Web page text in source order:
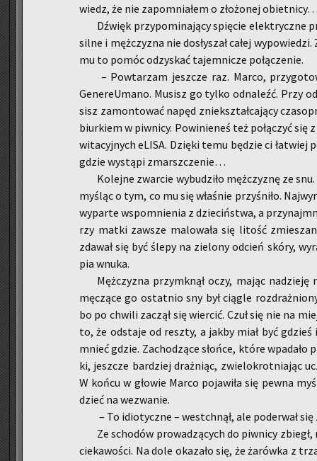
wiedz, że nie za­po­mnia­łem o zło­żo­nej
Dźwięk przy­po­mi­na­ją­cy spię­cie elek­trycz­ne
silne i męż­czy­zna nie do­sły­szał całej
mu to pomóc od­zy­skać ta­jem­ni­cze po­łą­cze­nie.
– Po­wta­rzam jesz­cze raz. Marco,
GenereU­ma­no. Mu­sisz go tylko od­na­leźć. Przy
sisz za­mon­to­wać napęd znie­kształ­ca­ją­cy
biur­kiem w piw­ni­cy. Po­wi­nie­neś też po­łą­czyć
wi­ta­cyj­nych eLISA. Dzię­ki temu bę­dzie ci ła­twiej
gdzie wy­stą­pi zmarsz­cze­nie…
Ko­lej­ne zwar­cie wy­bu­dzi­ło męż­czy­znę ze
my­śląc o tym, co mu się wła­śnie przy­śni­ło.
wy­par­te wspo­mnie­nia z dzie­ciń­stwa, a
rzy matki za­wsze ma­lo­wa­ła się li­tość
zda­wał się być ślepy na zie­lo­ny od­cień skóry,
pia wnuka.
Męż­czy­zna przy­mknął oczy, mając
mę­czą­ce go ostat­nio sny był cią­gle
bo po chwi­li za­czął się wier­cić. Czuł się nie na
to, że od­sta­je od resz­ty, a jakby miał być
mnieć gdzie. Za­cho­dzą­ce słoń­ce, które
ki, jesz­cze bar­dziej draż­niąc, zwie­lo­krot­nia­jąc
W końcu w gło­wie Marco po­ja­wi­ła się pewna
dzieć na we­zwa­nie.
– To idio­tycz­ne – wes­tchnął, ale po­de­rwał
Ze scho­dów pro­wa­dzą­cych do piw­ni­cy
cie­ka­wo­ści. Na dole oka­za­ło się, że ża­rów­ka z